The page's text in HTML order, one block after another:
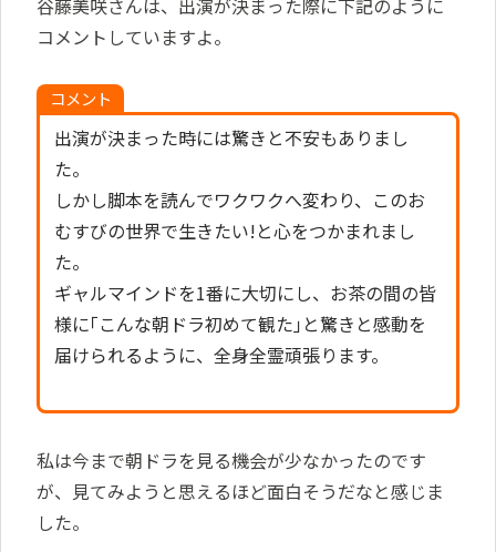
谷藤美咲さんは、出演が決まった際に下記のように
コメントしていますよ。
コメント
出演が決まった時には驚きと不安もありまし
た。
しかし脚本を読んでワクワクへ変わり、このお
むすびの世界で生きたい!と心をつかまれまし
た。
ギャルマインドを1番に大切にし、お茶の間の皆
様に｢こんな朝ドラ初めて観た｣と驚きと感動を
届けられるように、全身全霊頑張ります。
私は今まで朝ドラを見る機会が少なかったのです
が、見てみようと思えるほど面白そうだなと感じま
した。